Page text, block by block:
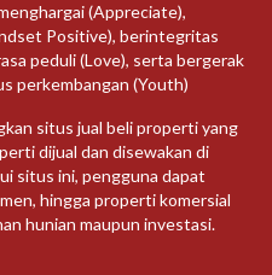
(Appreciate),
Positive), berintegritas
peduli (Love), serta bergerak
perkembangan (Youth)
situs jual beli properti yang
dijual dan disewakan di
situs ini, pengguna dapat
hingga properti komersial
hunian maupun investasi.